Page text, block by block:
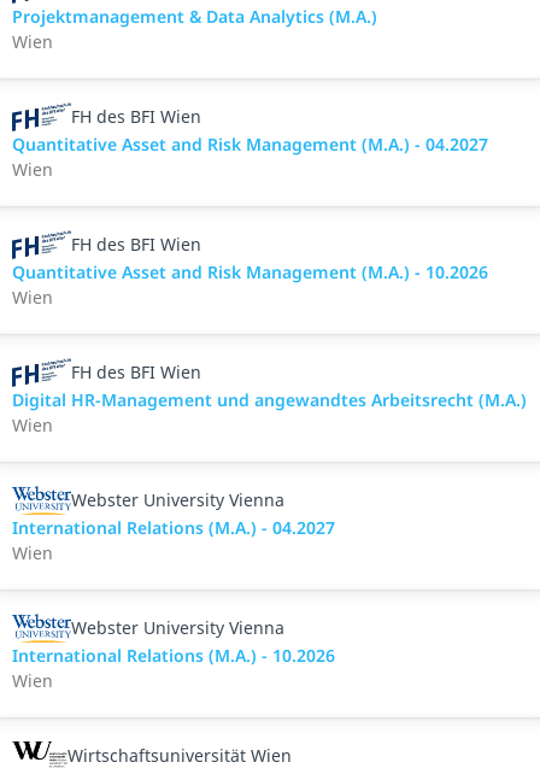
Projektmanagement & Data Analytics (M.A.)
Wien
FH des BFI Wien
Quantitative Asset and Risk Management (M.A.) - 04.2027
Wien
FH des BFI Wien
Quantitative Asset and Risk Management (M.A.) - 10.2026
Wien
FH des BFI Wien
Digital HR-Management und angewandtes Arbeitsrecht (M.A.)
Wien
Webster University Vienna
International Relations (M.A.) - 04.2027
Wien
Webster University Vienna
International Relations (M.A.) - 10.2026
Wien
Wirtschaftsuniversität Wien